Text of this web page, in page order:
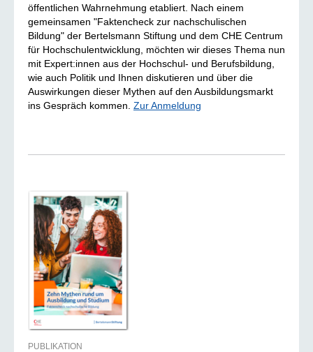
öffentlichen Wahrnehmung etabliert. Nach einem
gemeinsamen "Faktencheck zur nachschulischen
Bildung" der Bertelsmann Stiftung und dem CHE Centrum
für Hochschulentwicklung, möchten wir dieses Thema nun
mit Expert:innen aus der Hochschul- und Berufsbildung,
wie auch Politik und Ihnen diskutieren und über die
Auswirkungen dieser Mythen auf den Ausbildungsmarkt
ins Gespräch kommen. Zur Anmeldung
PUBLIKATION